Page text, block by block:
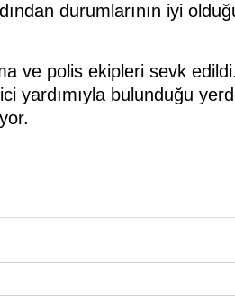
durumlarının iyi
ve polis ekipleri sevk
yardımıyla bulunduğu